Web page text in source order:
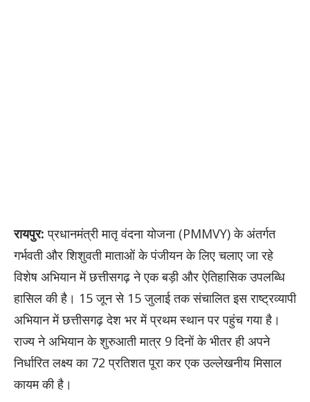
रायपुर: प्रधानमंत्री मातृ वंदना योजना (PMMVY) के अंतर्गत
गर्भवती और शिशुवती माताओं के पंजीयन के लिए चलाए जा रहे
विशेष अभियान में छत्तीसगढ़ ने एक बड़ी और ऐतिहासिक उपलब्धि
हासिल की है। 15 जून से 15 जुलाई तक संचालित इस राष्ट्रव्यापी
अभियान में छत्तीसगढ़ देश भर में प्रथम स्थान पर पहुंच गया है।
राज्य ने अभियान के शुरुआती मात्र 9 दिनों के भीतर ही अपने
निर्धारित लक्ष्य का 72 प्रतिशत पूरा कर एक उल्लेखनीय मिसाल
कायम की है।